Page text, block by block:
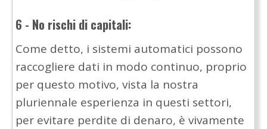
6 - No rischi di capitali:
Come detto, i sistemi automatici possono
raccogliere dati in modo continuo, proprio
per questo motivo, vista la nostra
pluriennale esperienza in questi settori,
per evitare perdite di denaro, è vivamente